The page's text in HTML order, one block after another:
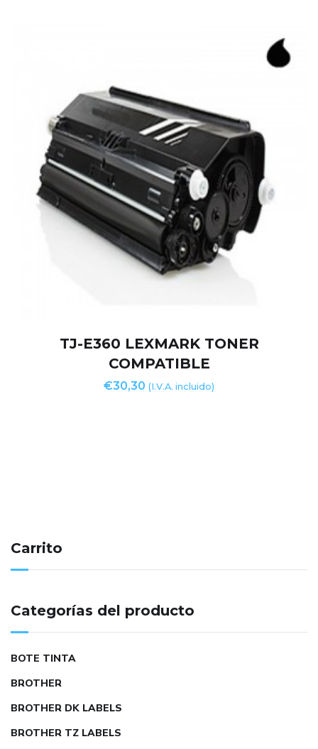
TJ-E360 LEXMARK TONER
COMPATIBLE
€30,30 (I.V.A. incluido)
Carrito
Categorías del producto
BOTE TINTA
BROTHER
BROTHER DK LABELS
BROTHER TZ LABELS